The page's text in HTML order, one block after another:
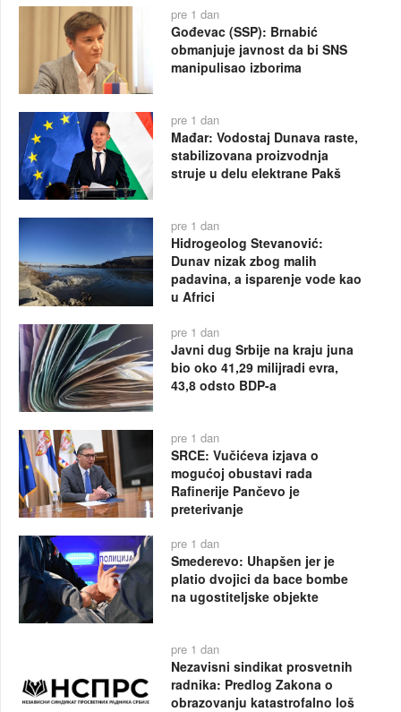
pre 1 dan
Gođevac (SSP): Brnabić
obmanjuje javnost da bi SNS
manipulisao izborima
pre 1 dan
Mađar: Vodostaj Dunava raste,
stabilizovana proizvodnja
struje u delu elektrane Pakš
pre 1 dan
Hidrogeolog Stevanović:
Dunav nizak zbog malih
padavina, a isparenje vode kao
u Africi
pre 1 dan
Javni dug Srbije na kraju juna
bio oko 41,29 milijradi evra,
43,8 odsto BDP-a
pre 1 dan
SRCE: Vučićeva izjava o
mogućoj obustavi rada
Rafinerije Pančevo je
preterivanje
pre 1 dan
Smederevo: Uhapšen jer je
platio dvojici da bace bombe
na ugostiteljske objekte
pre 1 dan
Nezavisni sindikat prosvetnih
radnika: Predlog Zakona o
obrazovanju katastrofalno loš